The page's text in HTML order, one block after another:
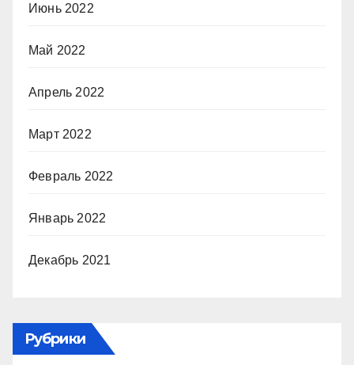
Июнь 2022
Май 2022
Апрель 2022
Март 2022
Февраль 2022
Январь 2022
Декабрь 2021
Рубрики